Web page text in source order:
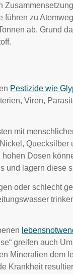
führen zu
ab. Grund
Pestizide wie
Viren,
mit
Dosen
und lagern diese
oder schlecht
greifen auch
Mineralien dem
Krankheit